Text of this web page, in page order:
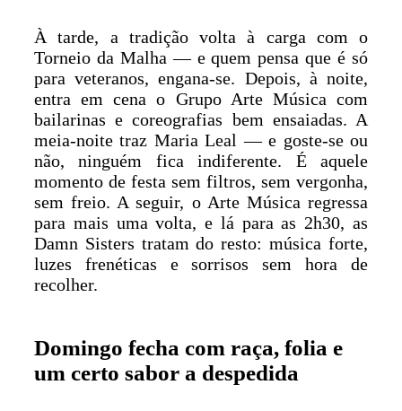
À tarde, a tradição volta à carga com o
Torneio da Malha — e quem pensa que é só
para veteranos, engana-se. Depois, à noite,
entra em cena o Grupo Arte Música com
bailarinas e coreografias bem ensaiadas. A
meia-noite traz Maria Leal — e goste-se ou
não, ninguém fica indiferente. É aquele
momento de festa sem filtros, sem vergonha,
sem freio. A seguir, o Arte Música regressa
para mais uma volta, e lá para as 2h30, as
Damn Sisters tratam do resto: música forte,
luzes frenéticas e sorrisos sem hora de
recolher.
Domingo fecha com raça, folia e
um certo sabor a despedida